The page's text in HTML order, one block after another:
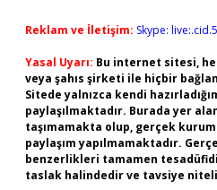
Reklam ve İletişim: Skype:
Yasal Uyarı: Bu internet sitesi,
veya şahıs şirketi ile hiçbir
Sitede yalnızca kendi
paylaşılmaktadır. Burada yer
taşımamakta olup, gerçek
paylaşım yapılmamaktadır.
benzerlikleri tamamen
taslak halindedir ve tavsiye